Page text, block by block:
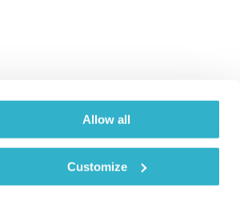
Allow all
Customize